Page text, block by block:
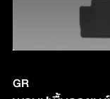
GR